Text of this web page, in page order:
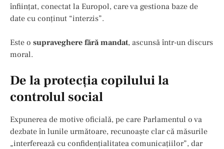
înființat, conectat la Europol, care va gestiona baze de
date cu conținut “interzis”.
Este o supraveghere fără mandat, ascunsă într-un discurs
moral.
De la protecția copilului la
controlul social
Expunerea de motive oficială, pe care Parlamentul o va
dezbate în lunile următoare, recunoaște clar că măsurile
„interferează cu confidențialitatea comunicațiilor”, dar